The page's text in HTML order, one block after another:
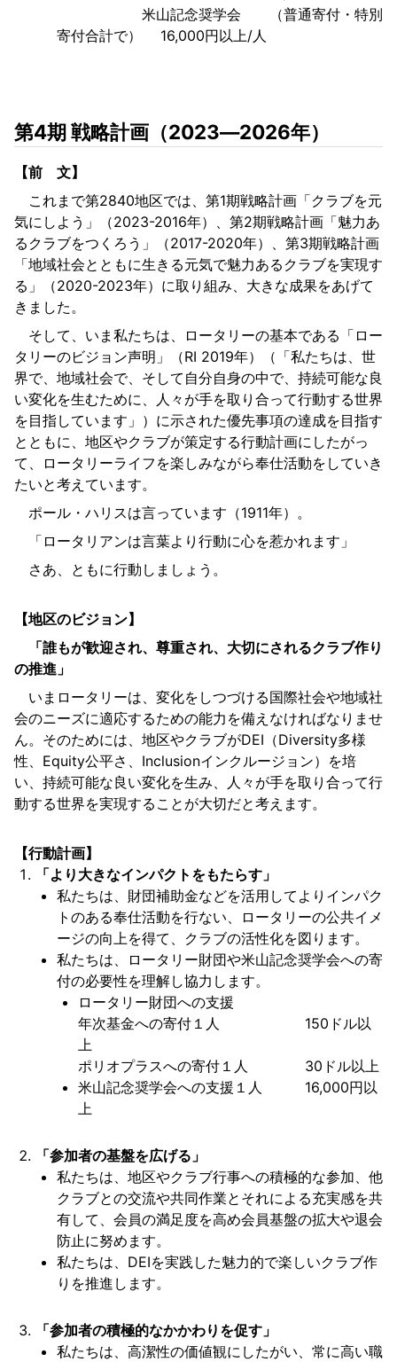
米山記念奨学会 （普通寄付・特別
寄付合計で） 16,000円以上/人
第4期 戦略計画（2023―2026年）
【前 文】
これまで第2840地区では、第1期戦略計画「クラブを元
気にしよう」（2023-2016年）、第2期戦略計画「魅力あ
るクラブをつくろう」（2017-2020年）、第3期戦略計画
「地域社会とともに生きる元気で魅力あるクラブを実現す
る」（2020-2023年）に取り組み、大きな成果をあげて
きました。
そして、いま私たちは、ロータリーの基本である「ロー
タリーのビジョン声明」（RI 2019年）（「私たちは、世
界で、地域社会で、そして自分自身の中で、持続可能な良
い変化を生むために、人々が手を取り合って行動する世界
を目指しています」）に示された優先事項の達成を目指す
とともに、地区やクラブが策定する行動計画にしたがっ
て、ロータリーライフを楽しみながら奉仕活動をしていき
たいと考えています。
ポール・ハリスは言っています（1911年）。
「ロータリアンは言葉より行動に心を惹かれます」
さあ、ともに行動しましょう。
【地区のビジョン】
「誰もが歓迎され、尊重され、大切にされるクラブ作り
の推進」
いまロータリーは、変化をしつづける国際社会や地域社
会のニーズに適応するための能力を備えなければなりませ
ん。そのためには、地区やクラブがDEI（Diversity多様
性、Equity公平さ、Inclusionインクルージョン）を培
い、持続可能な良い変化を生み、人々が手を取り合って行
動する世界を実現することが大切だと考えます。
【行動計画】
「より大きなインパクトをもたらす」
私たちは、財団補助金などを活用してよりインパク
トのある奉仕活動を行ない、ロータリーの公共イメ
ージの向上を得て、クラブの活性化を図ります。
私たちは、ロータリー財団や米山記念奨学会への寄
付の必要性を理解し協力します。
ロータリー財団への支援
年次基金への寄付１人 150ドル以
上
ポリオプラスへの寄付１人 30ドル以上
米山記念奨学会への支援１人 16,000円以
上
「参加者の基盤を広げる」
私たちは、地区やクラブ行事への積極的な参加、他
クラブとの交流や共同作業とそれによる充実感を共
有して、会員の満足度を高め会員基盤の拡大や退会
防止に努めます。
私たちは、DEIを実践した魅力的で楽しいクラブ作
りを推進します。
「参加者の積極的なかかわりを促す」
私たちは、高潔性の価値観にしたがい、常に高い職